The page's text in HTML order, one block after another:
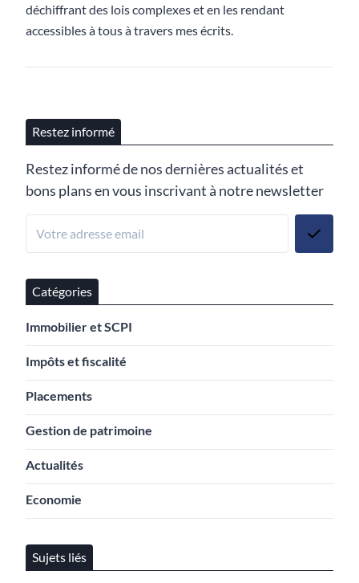
déchiffrant des lois complexes et en les rendant
accessibles à tous à travers mes écrits.
Restez informé
Restez informé de nos dernières actualités et
bons plans en vous inscrivant à notre newsletter
Catégories
Immobilier et SCPI
Impôts et fiscalité
Placements
Gestion de patrimoine
Actualités
Economie
Sujets liés